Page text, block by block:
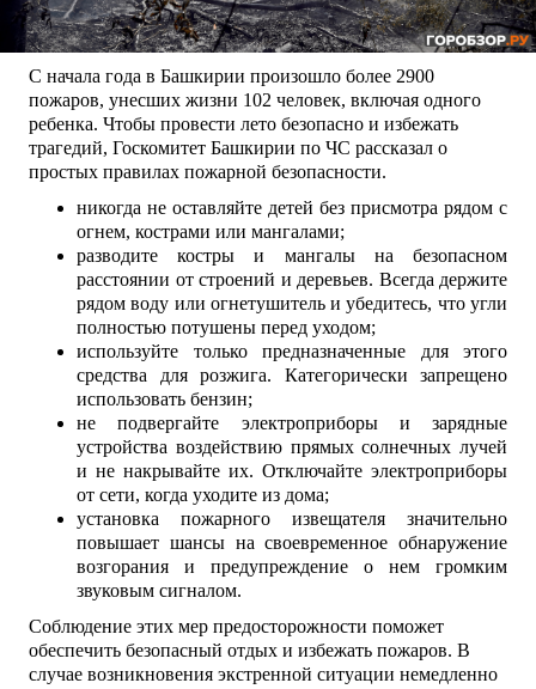
С начала года в Башкирии произошло более 2900
пожаров, унесших жизни 102 человек, включая одного
ребенка. Чтобы провести лето безопасно и избежать
трагедий, Госкомитет Башкирии по ЧС рассказал о
простых правилах пожарной безопасности.
никогда не оставляйте детей без присмотра рядом с
огнем, кострами или мангалами;
разводите костры и мангалы на безопасном
расстоянии от строений и деревьев. Всегда держите
рядом воду или огнетушитель и убедитесь, что угли
полностью потушены перед уходом;
используйте только предназначенные для этого
средства для розжига. Категорически запрещено
использовать бензин;
не подвергайте электроприборы и зарядные
устройства воздействию прямых солнечных лучей
и не накрывайте их. Отключайте электроприборы
от сети, когда уходите из дома;
установка пожарного извещателя значительно
повышает шансы на своевременное обнаружение
возгорания и предупреждение о нем громким
звуковым сигналом.
Соблюдение этих мер предосторожности поможет
обеспечить безопасный отдых и избежать пожаров. В
случае возникновения экстренной ситуации немедленно